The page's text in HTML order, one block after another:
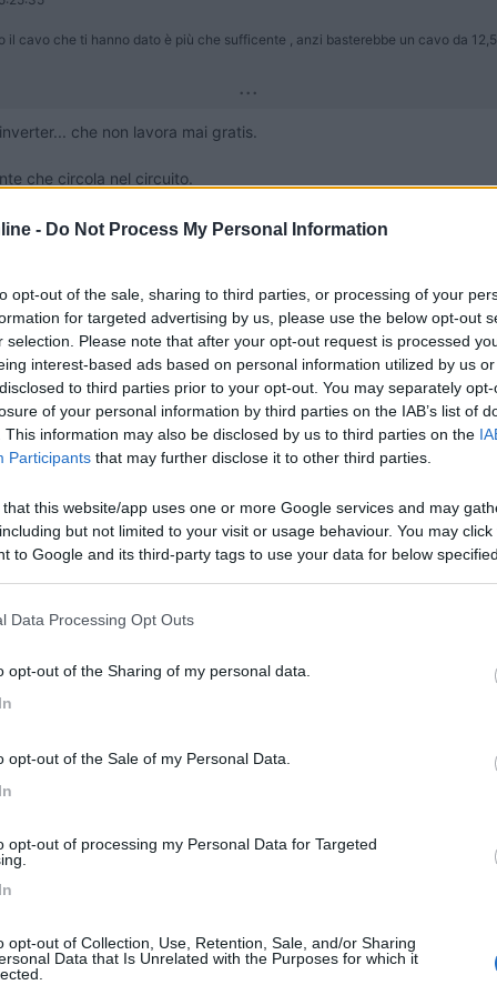
- Do Not Process My Personal Information
opt-out of the sale, sharing to third parties, or processing of your
for targeted advertising by us, please use the below opt-out
selection. Please note that after your opt-out request is processed
interest-based ads based on personal information utilized by us
to third parties prior to your opt-out. You may separately
of your personal information by third parties on the IAB’s list of
This information may also be disclosed by us to third parties on the
Participants that may further disclose it to other third parties.
that this website/app uses one or more Google services and may
but not limited to your visit or usage behaviour. You may
to Google and its third-party tags to use your data for below
Data Processing Opt Outs
opt-out of the Sharing of my personal data.
opt-out of the Sale of my Personal Data.
opt-out of processing my Personal Data for Targeted
opt-out of Collection, Use, Retention, Sale, and/or Sharing
Data that Is Unrelated with the Purposes for which it
cavo che ti hanno dato è più che sufficente , anzi basterebbe un cavo da
...
che non lavora mai gratis.
che circola nel circuito.
00:50:51
hanno erroneamente dato cavo da 16 mmq2, sostenendo che fosse píu
...
ricarica di BM e BS non funzionino più.
problema una sezione molla, riversi tutta la corrente su mezza
vedrai che il giusto materiale lo trovi. Cavi da 36 mmq ci
non lascino spazio all'improvvisazione. Quello è il punto
va a finire sulla cinghia. Spesso e volentieri va a slittare,
sono per un condizionatore domestico... sbaglio...?!
BM e BS non funzionino più. ... pensaci bene... L'uso di cavi doppi è sempre
...
essere protetta da fusibili adeguati.